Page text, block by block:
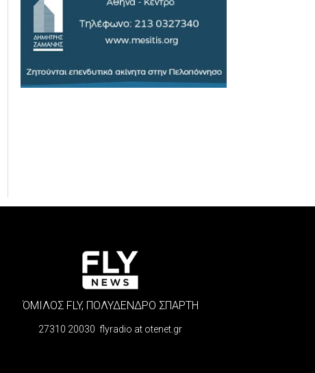
ΌΜΙΛΟΣ FLY, ΠΟΛΥΔΕΝΔΡΟ ΣΠΑΡΤΗ
27310 20030 flyradio at otenet.gr